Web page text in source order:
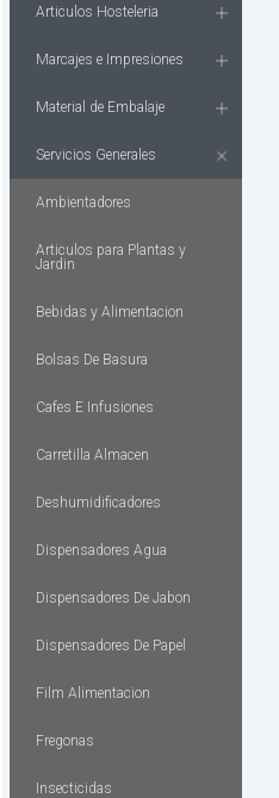
Articulos Hosteleria
Marcajes e Impresiones
Material de Embalaje
Servicios Generales
Ambientadores
Articulos para Plantas y
Jardin
Bebidas y Alimentacion
Bolsas De Basura
Cafes E Infusiones
Carretilla Almacen
Deshumidificadores
Dispensadores Agua
Dispensadores De Jabon
Dispensadores De Papel
Film Alimentacion
Fregonas
Insecticidas